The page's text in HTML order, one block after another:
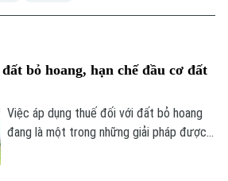
bỏ hoang, hạn chế đầu cơ đất
Việc áp dụng thuế đối với đất bỏ hoang
đang là một trong những giải pháp được